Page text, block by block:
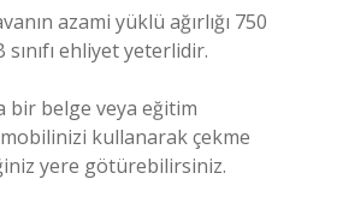
azami yüklü ağırlığı 750
sınıfı ehliyet yeterlidir.
bir belge veya eğitim
kullanarak çekme
yere götürebilirsiniz.